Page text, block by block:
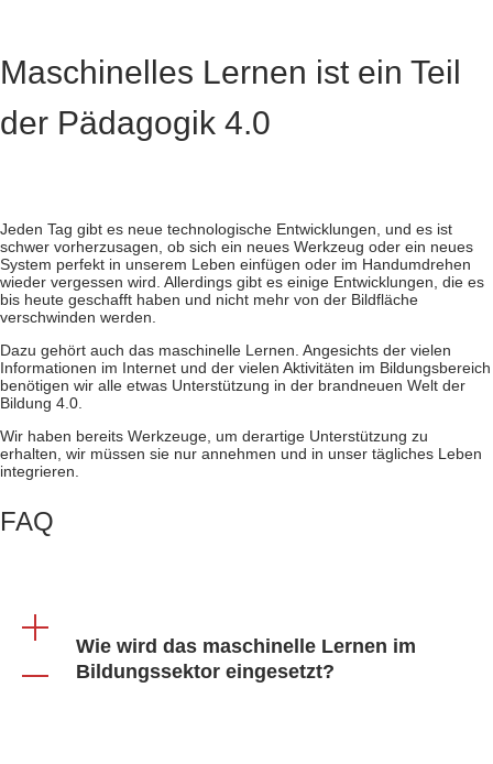
Maschinelles Lernen ist ein Teil
der Pädagogik 4.0
Jeden Tag gibt es neue technologische Entwicklungen, und es ist
schwer vorherzusagen, ob sich ein neues Werkzeug oder ein neues
System perfekt in unserem Leben einfügen oder im Handumdrehen
wieder vergessen wird. Allerdings gibt es einige Entwicklungen, die es
bis heute geschafft haben und nicht mehr von der Bildfläche
verschwinden werden.
Dazu gehört auch das maschinelle Lernen. Angesichts der vielen
Informationen im Internet und der vielen Aktivitäten im Bildungsbereich
benötigen wir alle etwas Unterstützung in der brandneuen Welt der
Bildung 4.0.
Wir haben bereits Werkzeuge, um derartige Unterstützung zu
erhalten, wir müssen sie nur annehmen und in unser tägliches Leben
integrieren.
FAQ
Wie wird das maschinelle Lernen im
Bildungssektor eingesetzt?